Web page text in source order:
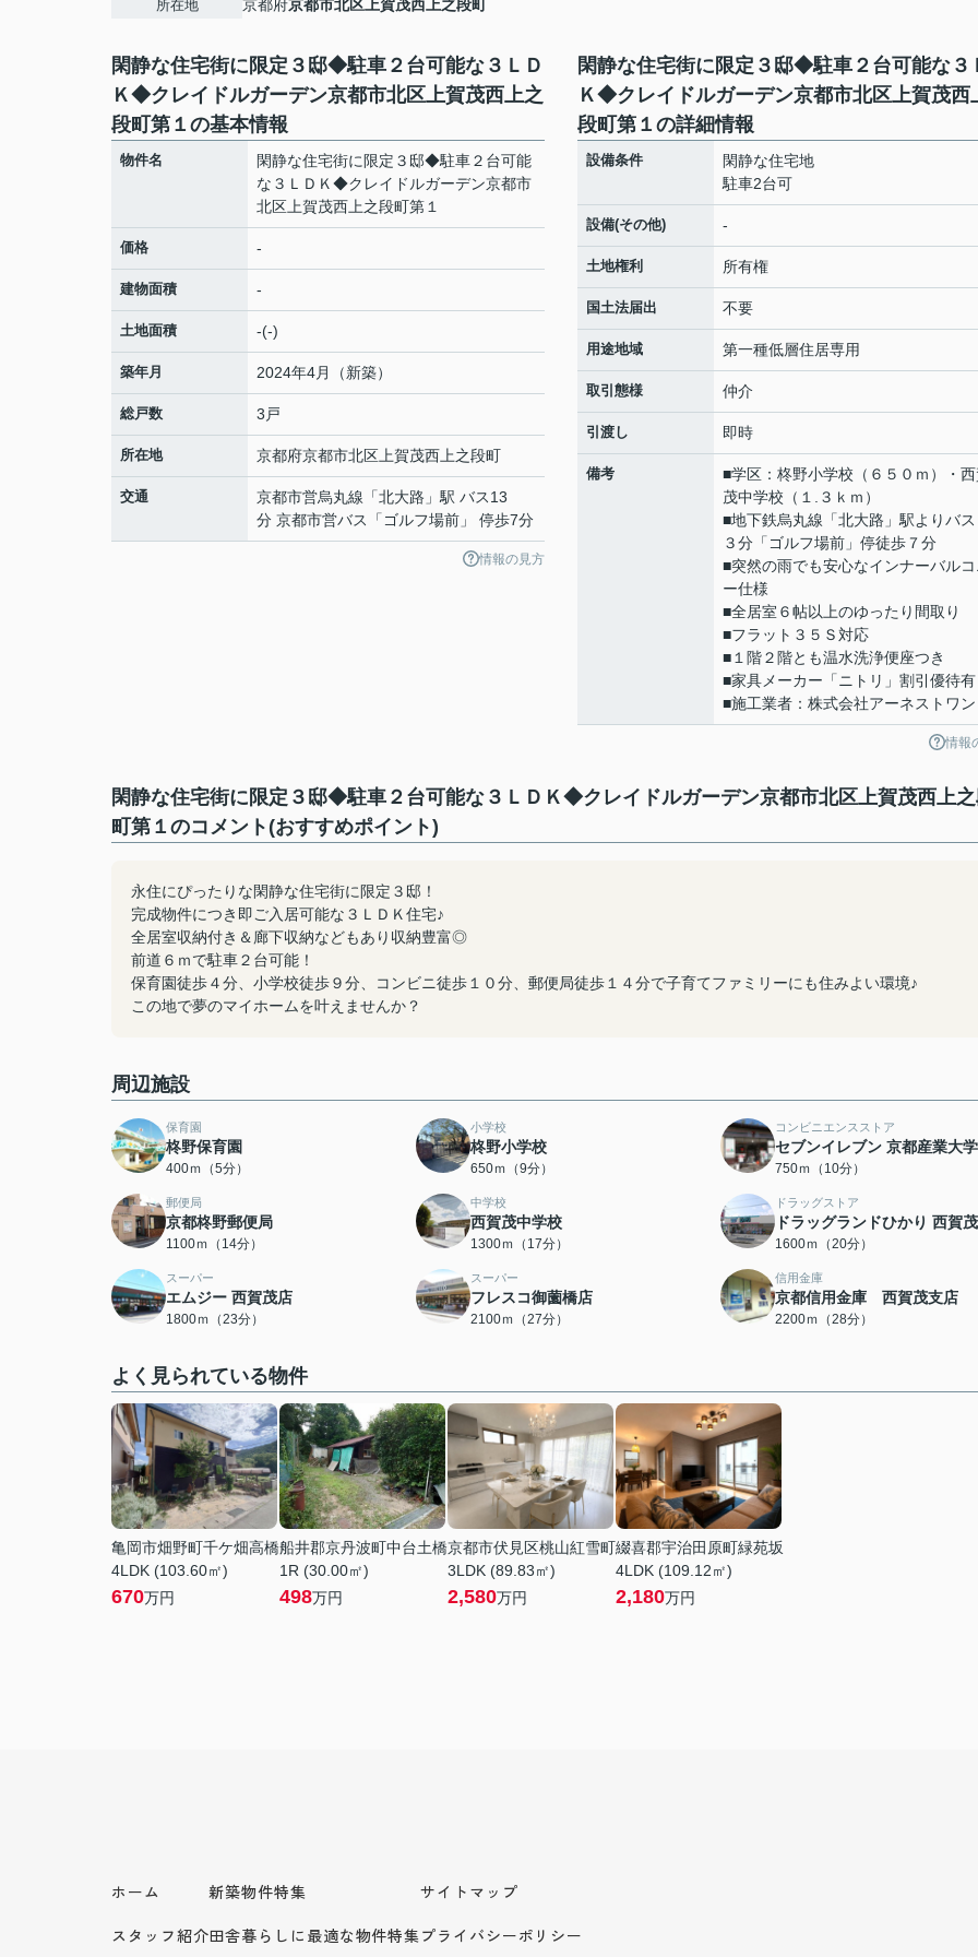
所在地 京都府京都市北区 上賀茂西上之段町
閑静な住宅街に限定３邸◆駐車２台可能な３ＬＤ
Ｋ◆クレイドルガーデン京都市北区上賀茂西上之
段町第１の基本情報
物件名
閑静な住宅街に限定３邸◆駐車２台可能
な３ＬＤＫ◆クレイドルガーデン京都市
北区上賀茂西上之段町第１
価格 -
建物面積 -
土地面積 -(-)
築年月 2024年4月（新築）
総戸数 3戸
所在地 京都府京都市北区 上賀茂西上之段町
交通 京都市営烏丸線 「北大路 」駅 バス13
分 京都市営バス「ゴルフ場前」 停歩7分
情報の見方
閑静な住宅街に限定３邸◆駐車２台可能な３
Ｋ◆クレイドルガーデン京都市北区上賀茂西
段町第１の詳細情報
設備条件
閑静な住宅地
駐車2台可
設備(その他) -
土地権利 所有権
国土法届出 不要
用途地域 第一種低層住居専用
取引態様 仲介
引渡し 即時
備考
■学区：柊野小学校（６５０ｍ）・西
茂中学校（１.３ｋｍ）
■地下鉄烏丸線「北大路」駅よりバス
３分「ゴルフ場前」停徒歩７分
■突然の雨でも安心なインナーバルコ
ー仕様
■全居室６帖以上のゆったり間取り
■フラット３５Ｓ対応
■１階２階とも温水洗浄便座つき
■家具メーカー「ニトリ」割引優待有
■施工業者：株式会社アーネストワン
情報
閑静な住宅街に限定３邸◆駐車２台可能な３ＬＤＫ◆クレイドルガーデン京都市北区上賀茂西上
町第１のコメント(おすすめポイント)
永住にぴったりな閑静な住宅街に限定３邸！
完成物件につき即ご入居可能な３ＬＤＫ住宅♪
全居室収納付き＆廊下収納などもあり収納豊富◎
前道６ｍで駐車２台可能！
保育園徒歩４分、小学校徒歩９分、コンビニ徒歩１０分、郵便局徒歩１４分で子育てファミリーにも住みよい環境♪
この地で夢のマイホームを叶えませんか？
周辺施設
保育園
柊野保育園
400ｍ（5分）
小学校
柊野小学校
650ｍ（9分）
コンビニエンスストア
セブンイレブン 京都産業大
750ｍ（10分）
郵便局
京都柊野郵便局
1100ｍ（14分）
中学校
西賀茂中学校
1300ｍ（17分）
ドラッグストア
ドラッグランドひかり 西賀
1600ｍ（20分）
スーパー
エムジー 西賀茂店
1800ｍ（23分）
スーパー
フレスコ御薗橋店
2100ｍ（27分）
信用金庫
京都信用金庫 西賀茂支店
2200ｍ（28分）
よく見られている物件
亀岡市畑野町千ケ畑高橋
4LDK (103.60㎡)
670万円
船井郡京丹波町中台土橋
1R (30.00㎡)
498万円
京都市伏見区桃山紅雪町
3LDK (89.83㎡)
2,580万円
綴喜郡宇治田原町緑苑坂
4LDK (109.12㎡)
2,180万円
ホーム
スタッフ紹介
新築物件特集
田舎暮らしに最適な物件特集
サイトマップ
プライバシーポリシー